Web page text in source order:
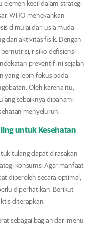
elemen kecil dalam strategi
WHO menekankan
dimulai dari usia muda
dan aktivitas fisik. Dengan
risiko defisiensi
preventif ini sejalan
yang lebih fokus pada
Oleh karena itu,
sebaiknya dipahami
menyeluruh.
untuk Kesehatan
tulang dapat dirasakan
konsumsi Agar manfaat
diperoleh secara optimal,
diperhatikan. Berikut
diterapkan:
sebagai bagian dari menu